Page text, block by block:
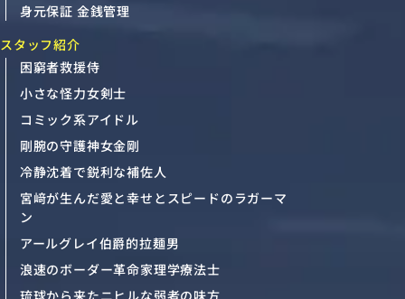
身元保証 金銭管理
スタッフ紹介
困窮者救援侍
小さな怪力女剣士
コミック系アイドル
剛腕の守護神女金剛
冷静沈着で鋭利な補佐人
宮﨑が生んだ愛と幸せとスピードのラガーマ
ン
アールグレイ伯爵的拉麺男
浪速のボーダー革命家理学療法士